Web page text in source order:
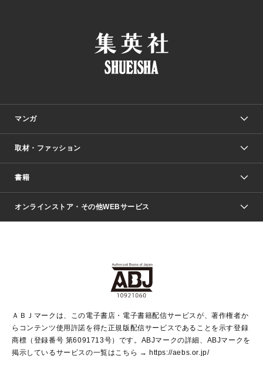
マンガ
少年マンガ
Vジャンプ
ジャンプルーキー！
ジャンプTOON
S-MANGA
週刊ヤングジャンプ
ウルトラジャンプ
少女マンガ
リマコミ＋
マンガMeets
月刊オフィスユー
取材・ファッション
Seventeen
LEE
Marisol
芸能・情報・スポーツ
パラスポ＋！
書籍
文芸・文庫・総合
青春と読書
アジア人物史
集英社新書
集英社新書プラス
よみタイ
ライトノベル・ノベライズ
集英社Webマガジン Cobalt
集英社オレンジ文庫
シフォン文庫
集英社みらい文庫
S-KIDS.LAND
オンラインストア・その他WEBサービス
SHUEISHA MANGA-ART HERITAGE
HAPPY PLUS STORE
shueisha vox
EDITOR'S LAB
ＡＢＪマークは、この電子書店・電子書籍配信サービスが、著作権者か
らコンテンツ使用許諾を得た正規版配信サービスであることを示す登録
商標（登録番号 第6091713号）です。ABJマークの詳細、ABJマークを
掲示しているサービスの一覧はこちら → https://aebs.or.jp/